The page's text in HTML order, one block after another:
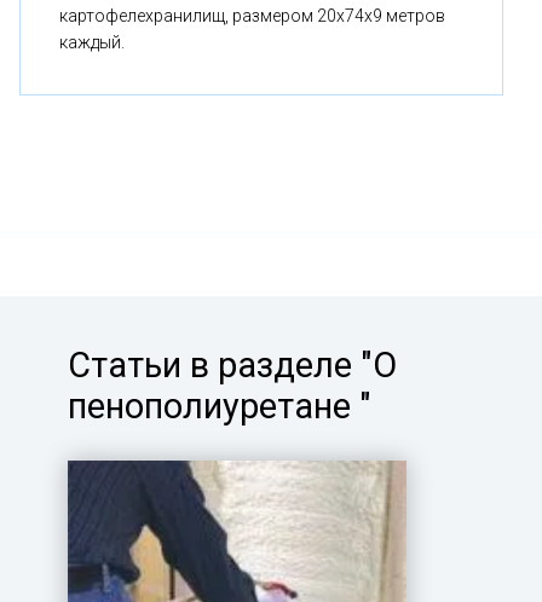
картофелехранилищ, размером 20x74x9 метров
каждый.
Статьи в разделе "О
пенополиуретане "